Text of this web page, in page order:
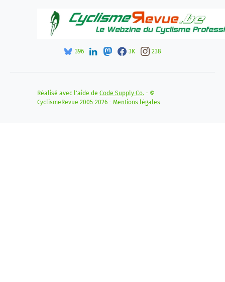
396 3K 238
Réalisé avec l'aide de Code Supply Co. - ©
CyclismeRevue 2005-2026 - Mentions légales